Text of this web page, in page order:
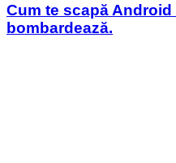
Cum te scapă
bombardează.